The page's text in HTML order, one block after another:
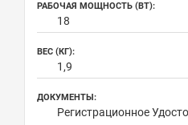
РАБОЧАЯ МОЩНОСТЬ (ВТ):
18
ВЕС (КГ):
1,9
ДОКУМЕНТЫ:
Регистрационное